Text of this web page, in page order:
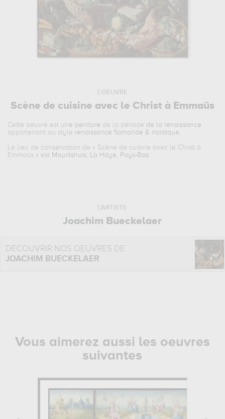
L'OEUVRE
Scène de cuisine avec le Christ à Emmaüs
Cette oeuvre est une peinture de la période de la renaissance
appartenant au style renaissance flamande & nordique.
Le lieu de conservation de « Scène de cuisine avec le Christ à
Emmaüs » est Mauritshuis, La Haye, Pays-Bas.
L'ARTISTE
Joachim Bueckelaer
DÉCOUVRIR NOS OEUVRES DE
JOACHIM BUECKELAER
Vous aimerez aussi les oeuvres
suivantes